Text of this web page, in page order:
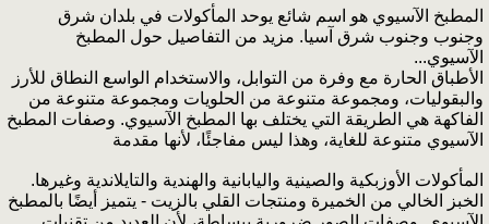
المطبخ الآسيوي هو اسم شائع يوحد المأكولات في بلدان شرق
وجنوب وجنوب شرق آسيا. مزيد من التفاصيل حول المطبخ
الآسيوي...
الأطباق الحارة مع وفرة من التوابل، والاستخدام الواسع النطاق للأرز
والبقوليات، ومجموعة متنوعة من الحلويات ومجموعة متنوعة من
الفاكهة هي الطريقة التي يختلف بها المطبخ الآسيوي. وصفات المطبخ
الآسيوي متنوعة للغاية، وهذا ليس مفاجئًا، لأنها مقدمة
المأكولات الأوزبكية والصينية واليابانية والهندية والتايلاندية وغيرها.
الخبز الخالي من الخميرة ومنتجات القلي بالزيت - يتميز أيضًا بالمطبخ